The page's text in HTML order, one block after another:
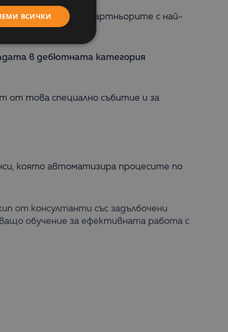
бяха отличени партньорите с най-
в дебютната категория
от това специално събитие и за
която автоматизира процесите по
от консултанти със задълбочени
обучение за ефективната работа с
ВСИЧКИ